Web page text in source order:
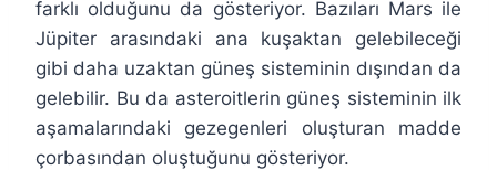
farklı olduğunu da gösteriyor. Bazıları Mars ile
Jüpiter arasındaki ana kuşaktan gelebileceği
gibi daha uzaktan güneş sisteminin dışından da
gelebilir. Bu da asteroitlerin güneş sisteminin ilk
aşamalarındaki gezegenleri oluşturan madde
çorbasından oluştuğunu gösteriyor.